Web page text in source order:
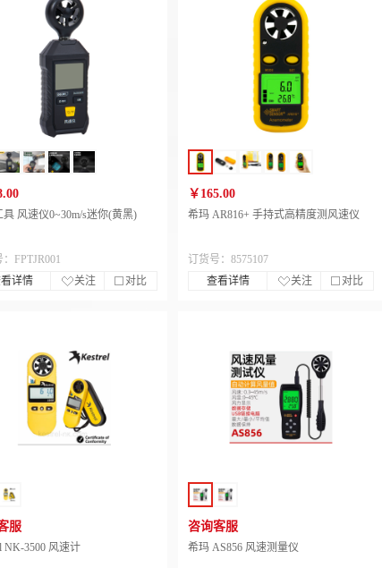
具 风速仪0~30m/s迷你(黄黑)
FPTJR001
详情
关注 对比
￥165.00
希玛 AR816+ 手持式高精度测风速仪
订货号：8575107
查看详情
关注 对比
服
NK-3500 风速计
咨询客服
希玛 AS856 风速测量仪